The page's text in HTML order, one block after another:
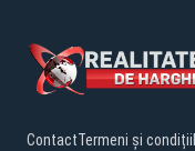
ContactTermeni și condiții